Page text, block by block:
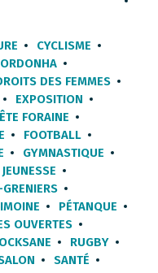
CYCLISME
DES FEMMES
EXPOSITION
FORAINE
FOOTBALL
GYMNASTIQUE
JEUNESSE
PÉTANQUE
OUVERTES
RUGBY
SANTÉ